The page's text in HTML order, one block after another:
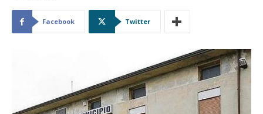
Facebook Twitter